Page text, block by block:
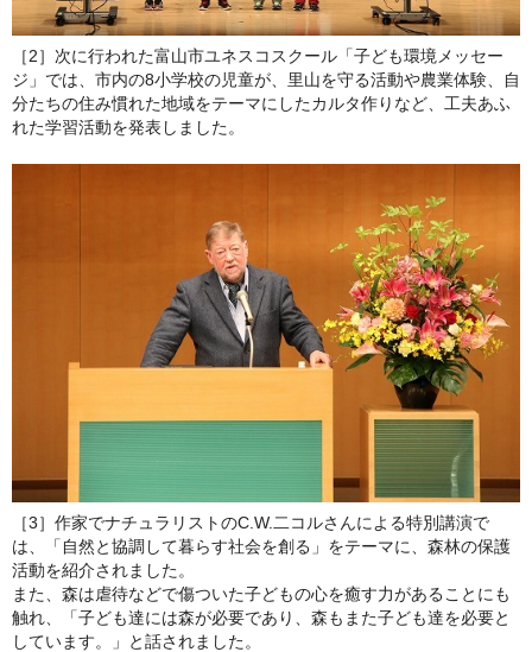
［2］次に行われた富山市ユネスコスクール「子ども環境メッセー
ジ」では、市内の8小学校の児童が、里山を守る活動や農業体験、自
分たちの住み慣れた地域をテーマにしたカルタ作りなど、工夫あふ
れた学習活動を発表しました。
［3］作家でナチュラリストのC.W.二コルさんによる特別講演で
は、「自然と協調して暮らす社会を創る」をテーマに、森林の保護
活動を紹介されました。
また、森は虐待などで傷ついた子どもの心を癒す力があることにも
触れ、「子ども達には森が必要であり、森もまた子ども達を必要と
しています。」と話されました。